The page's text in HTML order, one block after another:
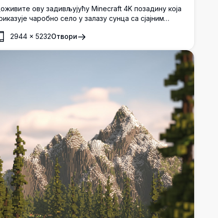
ову задивљујућу Minecraft 4K позадину која
чаробно село у залазу сунца са сјајним
Ово високорезолуционо уметничко дело хвата
2944× 5232Отвори